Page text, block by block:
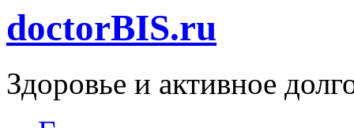
doctorBIS.ru
Здоровье и активное